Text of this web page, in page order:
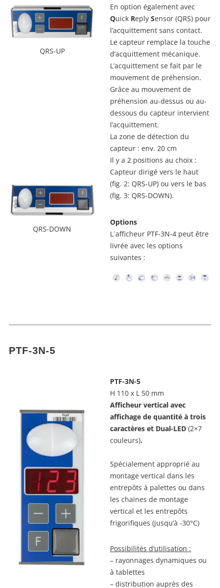
QRS-UP
QRS-DOWN
En option également avec
Quick Reply Sensor (QRS) pour
l’acquittement sans contact.
Le capteur remplace la touche
d’acquittement mécanique.
L’acquittement se fait par le
mouvement de préhension.
Grâce au mouvement de
préhension au-dessus ou au-
dessous du capteur intervient
l’acquittement.
La zone de détection du
capteur : env. 20 cm
Il y a 2 positions au choix :
Capteur dirigé vers le haut
(fig. 2: QRS-UP) ou vers le bas
(fig. 3: QRS-DOWN).
Options
L´afficheur PTF-3N-4 peut être
livrée avec les options
suivantes :
PTF-3N-5
PTF-3N-5
H 110 x L 50 mm
Afficheur vertical avec
affichage de quantité à trois
caractères et Dual-LED (2×7
couleurs).
Spécialement approprié au
montage vertical dans les
entrepôts à palettes ou dans
les chaines de montage
vertical et les entrepôts
frigorifiques (jusqu’à -30°C)
Possibilités d’utilisation :
– rayonnages dynamiques ou
à tablettes
– distribution auprès des